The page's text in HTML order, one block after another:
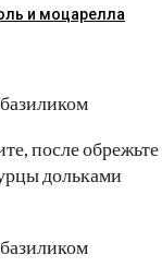
и моцарелла
после обрежьте
дольками